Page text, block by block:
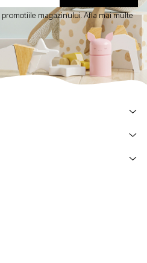
magazinului. Afla mai multe